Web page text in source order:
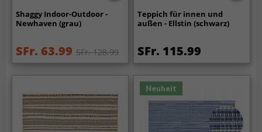
Shaggy Indoor-Outdoor -
Newhaven (grau)
SFr. 63.99 SFr. 128.99
Teppich für innen und
außen - Ellstin (schwarz)
SFr. 115.99
Neuheit